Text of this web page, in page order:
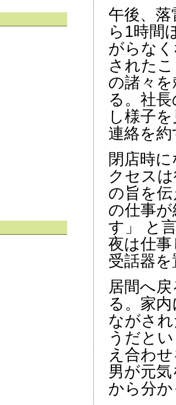
午後、
ら1時間
がらな
された
の諸々
る。社
し様子
連絡を
閉店時
クセス
の旨を
の仕事
す」 と
夜は仕
受話器
居間へ
る。家
ながさ
うだと
え合わ
男が元
から分